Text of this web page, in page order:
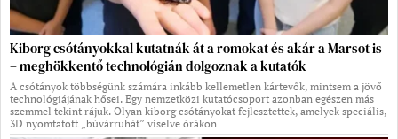
Kiborg csótányokkal kutatnák át a romokat és akár a Marsot is
– meghökkentő technológián dolgoznak a kutatók
A csótányok többségünk számára inkább kellemetlen kártevők, mintsem a jövő
technológiájának hősei. Egy nemzetközi kutatócsoport azonban egészen más
szemmel tekint rájuk. Olyan kiborg csótányokat fejlesztettek, amelyek speciális,
3D nyomtatott „búvárruhát” viselve órákon